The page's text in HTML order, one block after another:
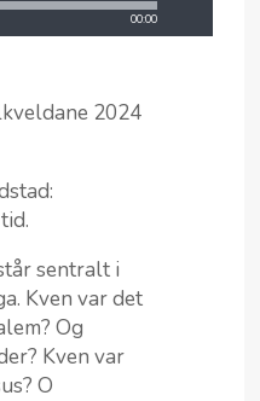
00:00
2024
sentralt i
Kven var det
Og
Kven var
O